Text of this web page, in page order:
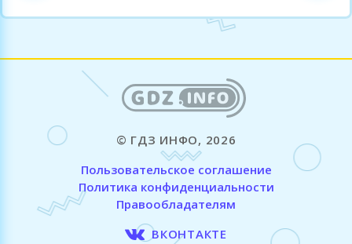
© ГДЗ ИНФО, 2026
Пользовательское соглашение
Политика конфиденциальности
Правообладателям
ВКОНТАКТЕ